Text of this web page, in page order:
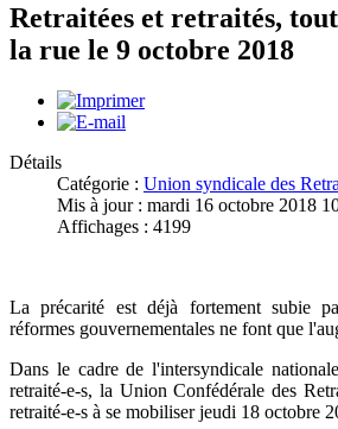
Retraitées et retraités,
la rue le 9 octobre 2018
Détails
Catégorie : Union syndicale des
Mis à jour : mardi 16 octobre 2018
Affichages : 4199
La précarité est déjà fortement subie
réformes gouvernementales ne font que
Dans le cadre de l'intersyndicale
retraité-e-s, la Union Confédérale des
retraité-e-s à se mobiliser jeudi 18 octobre